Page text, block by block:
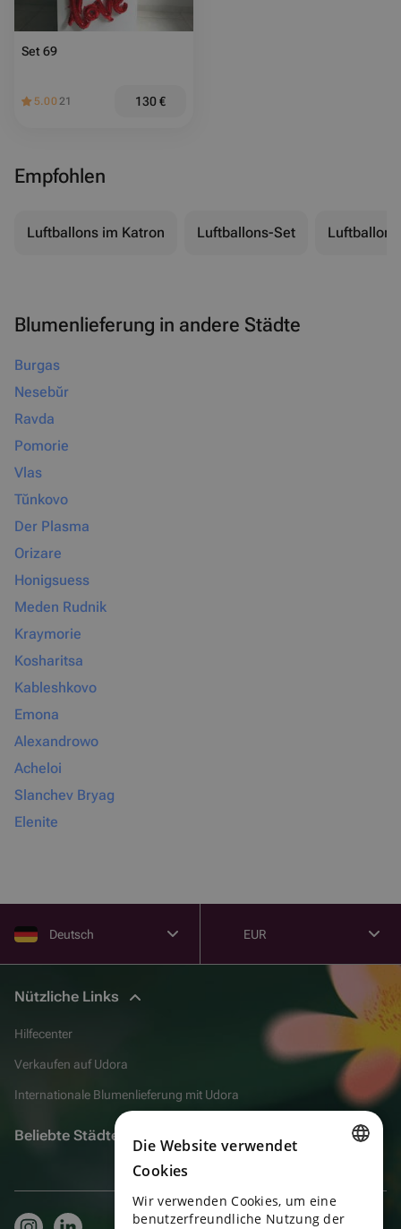
Set 69
5.00 21 130€
Empfohlen
Luftballons im Katron Luftballons-Set
Blumenlieferung in andere Städte
Burgas
Nesebŭr
Ravda
Pomorie
Vlas
Tŭnkovo
Der Plasma
Orizare
Honigsuess
Meden Rudnik
Kraymorie
Kosharitsa
Kableshkovo
Emona
Alexandrowo
Acheloi
Slanchev Bryag
Elenite
Deutsch EUR
Nützliche Links
Hilfecenter
Verkaufen auf Udora
Internationale Blumenlieferung mit Udora
Beliebte Städte
PORTUGUESE
Die Website verwendet
Cookies
Wir verwenden Cookies, um eine
benutzerfreundliche Nutzung der